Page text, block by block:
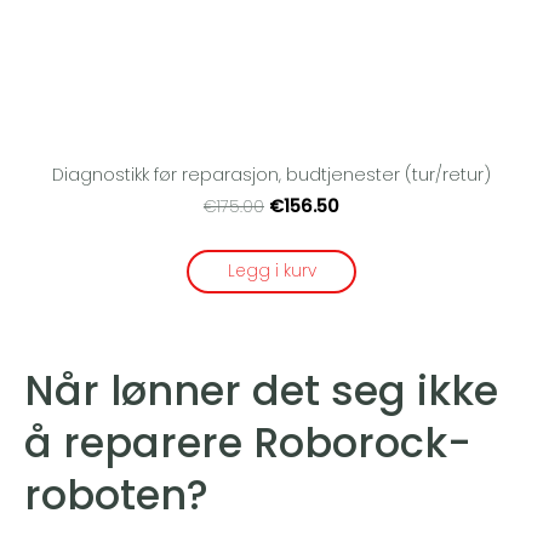
Diagnostikk før reparasjon, budtjenester (tur/retur)
€175.00 €156.50
Legg i kurv
Når lønner det seg ikke
å reparere Roborock-
roboten?